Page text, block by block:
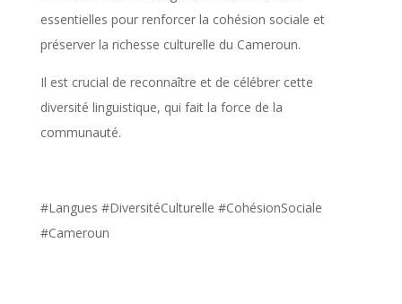
essentielles pour renforcer la cohésion sociale et
préserver la richesse culturelle du Cameroun.
Il est crucial de reconnaître et de célébrer cette
diversité linguistique, qui fait la force de la
communauté.
#Langues #DiversitéCulturelle #CohésionSociale
#Cameroun